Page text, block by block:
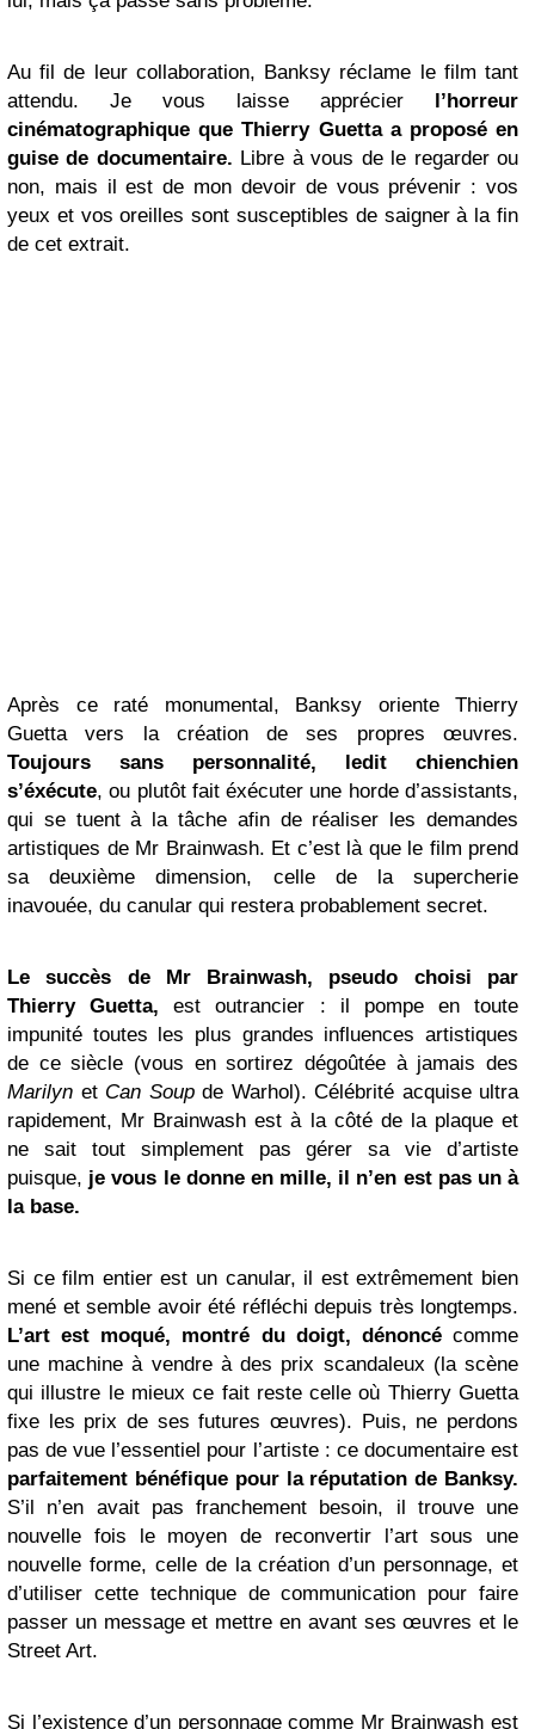
Au fil de leur collaboration, Banksy réclame le film tant
attendu. Je vous laisse apprécier l’horreur
cinématographique que Thierry Guetta a proposé en
guise de documentaire. Libre à vous de le regarder ou
non, mais il est de mon devoir de vous prévenir : vos
yeux et vos oreilles sont susceptibles de saigner à la fin
de cet extrait.
Après ce raté monumental, Banksy oriente Thierry
Guetta vers la création de ses propres œuvres.
Toujours sans personnalité, ledit chienchien
s’éxécute, ou plutôt fait éxécuter une horde d’assistants,
qui se tuent à la tâche afin de réaliser les demandes
artistiques de Mr Brainwash. Et c’est là que le film prend
sa deuxième dimension, celle de la supercherie
inavouée, du canular qui restera probablement secret.
Le succès de Mr Brainwash, pseudo choisi par
Thierry Guetta, est outrancier : il pompe en toute
impunité toutes les plus grandes influences artistiques
de ce siècle (vous en sortirez dégoûtée à jamais des
Marilyn et Can Soupde Warhol). Célébrité acquise ultra
rapidement, Mr Brainwash est à la côté de la plaque et
ne sait tout simplement pas gérer sa vie d’artiste
puisque, je vous le donne en mille, il n’en est pas un à
la base.
Si ce film entier est un canular, il est extrêmement bien
mené et semble avoir été réfléchi depuis très longtemps.
L’art est moqué, montré du doigt, dénoncécomme
une machine à vendre à des prix scandaleux (la scène
qui illustre le mieux ce fait reste celle où Thierry Guetta
fixe les prix de ses futures œuvres). Puis, ne perdons
pas de vue l’essentiel pour l’artiste : ce documentaire est
parfaitement bénéfique pour la réputation de Banksy.
S’il n’en avait pas franchement besoin, il trouve une
nouvelle fois le moyen de reconvertir l’art sous une
nouvelle forme, celle de la création d’un personnage, et
d’utiliser cette technique de communication pour faire
passer un message et mettre en avant ses œuvres et le
Street Art.
Si l’existence d’un personnage comme Mr Brainwash est